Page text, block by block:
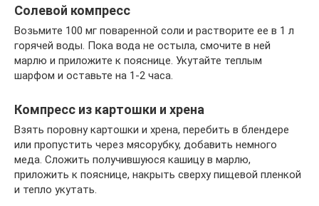
Солевой компресс
Возьмите 100 мг поваренной соли и растворите ее в 1 л
горячей воды. Пока вода не остыла, смочите в ней
марлю и приложите к пояснице. Укутайте теплым
шарфом и оставьте на 1-2 часа.
Компресс из картошки и хрена
Взять поровну картошки и хрена, перебить в блендере
или пропустить через мясорубку, добавить немного
меда. Сложить получившуюся кашицу в марлю,
приложить к пояснице, накрыть сверху пищевой пленкой
и тепло укутать.